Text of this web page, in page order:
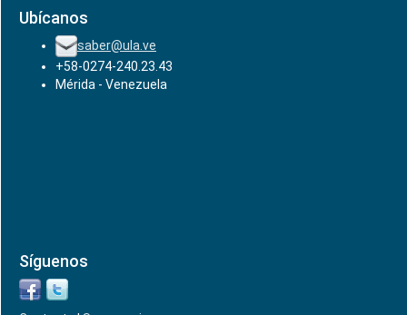
Ubícanos
saber@ula.ve
+58-0274-240.23.43
Mérida - Venezuela
Síguenos